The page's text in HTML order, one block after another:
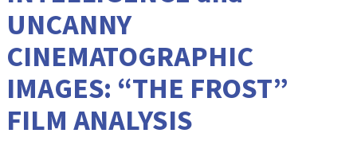
UNCANNY
CINEMATOGRAPHIC
IMAGES: “THE FROST”
FILM ANALYSIS